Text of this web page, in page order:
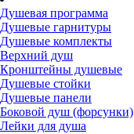
Душевая программа
Душевые гарнитуры
Душевые комплекты
Верхний душ
Кронштейны душевые
Душевые стойки
Душевые панели
Боковой душ (форсунки)
Лейки для душа